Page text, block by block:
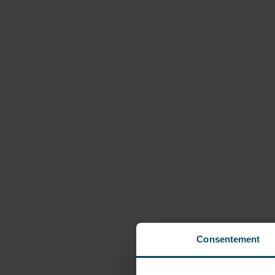
Consentement